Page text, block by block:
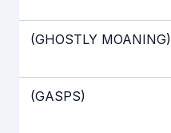
(GHOSTLY MOANING)
(GASPS)